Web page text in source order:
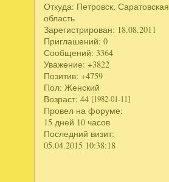
Откуда: Петровск, Саратовская
область
Зарегистрирован: 18.08.2011
Приглашений: 0
Сообщений: 3364
Уважение: +3822
Позитив: +4759
Пол: Женский
Возраст: 44 [1982-01-11]
Провел на форуме:
15 дней 10 часов
Последний визит:
05.04.2015 10:38:18